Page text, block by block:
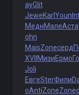
ayGlit
JeweKarlYoun
МеднМалеАста
ohn
MaisZoneсерд
XVII МизиЕрмо
Joli
ЕвгеSterФили
оAntiZoneZone